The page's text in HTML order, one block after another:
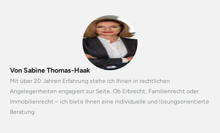
Von Sabine Thomas-Haak
Mit über 20 Jahren Erfahrung stehe ich Ihnen in rechtlichen
Angelegenheiten engagiert zur Seite. Ob Erbrecht, Familienrecht oder
Immobilienrecht – ich biete Ihnen eine individuelle und lösungsorientierte
Beratung.